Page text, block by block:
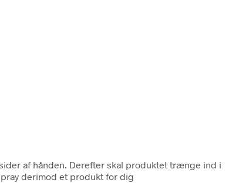
af hånden. Derefter skal produktet trænge ind i
derimod et produkt for dig